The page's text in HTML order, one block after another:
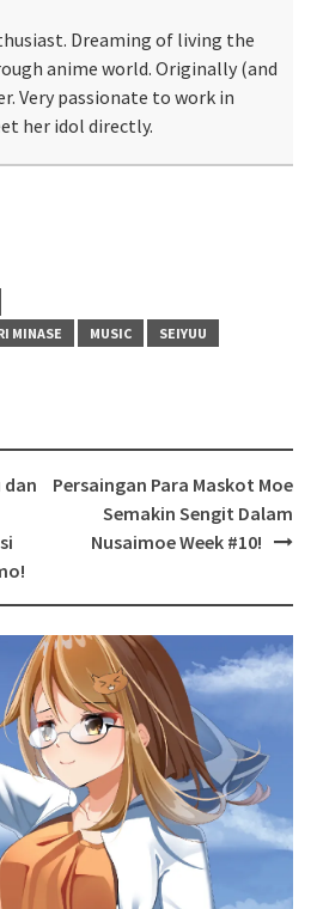
Dreaming of living the
anime world. Originally (and
Very passionate to work in
her idol directly.
MINASE MUSIC SEIYUU
dan
Persaingan Para Maskot Moe
Semakin Sengit Dalam
Nusaimoe Week #10!